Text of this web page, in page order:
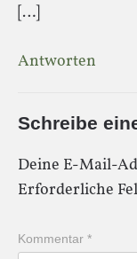
[…]
Antworten
Schreibe
Deine E-Mail-
Erforderliche
Kommentar *